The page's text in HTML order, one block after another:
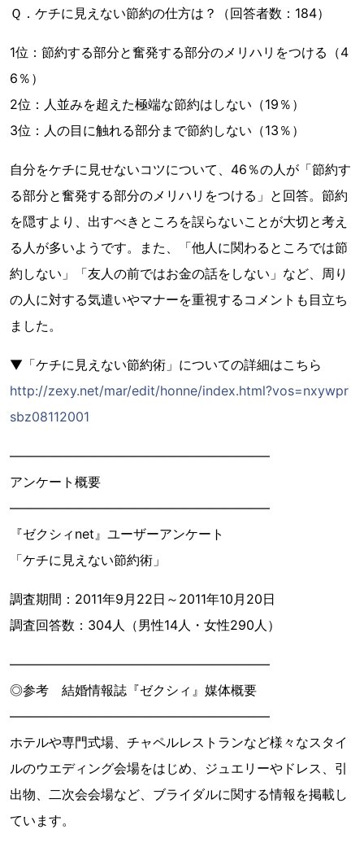
Ｑ．ケチに見えない節約の仕方は？（回答者数：184）
1位：節約する部分と奮発する部分のメリハリをつける（4
6％）
2位：人並みを超えた極端な節約はしない（19％）
3位：人の目に触れる部分まで節約しない（13％）
自分をケチに見せないコツについて、46％の人が「節約す
る部分と奮発する部分のメリハリをつける」と回答。節約
を隠すより、出すべきところを誤らないことが大切と考え
る人が多いようです。また、「他人に関わるところでは節
約しない」「友人の前ではお金の話をしない」など、周り
の人に対する気遣いやマナーを重視するコメントも目立ち
ました。
▼「ケチに見えない節約術」についての詳細はこちら
http://zexy.net/mar/edit/honne/index.html?vos=nxywpr
sbz08112001
――――――――――――――――――――
アンケート概要
――――――――――――――――――――
『ゼクシィnet』ユーザーアンケート
「ケチに見えない節約術」
調査期間：2011年9月22日～2011年10月20日
調査回答数：304人（男性14人・女性290人）
――――――――――――――――――――
◎参考 結婚情報誌『ゼクシィ』媒体概要
――――――――――――――――――――
ホテルや専門式場、チャペルレストランなど様々なスタイ
ルのウエディング会場をはじめ、ジュエリーやドレス、引
出物、二次会会場など、ブライダルに関する情報を掲載し
ています。